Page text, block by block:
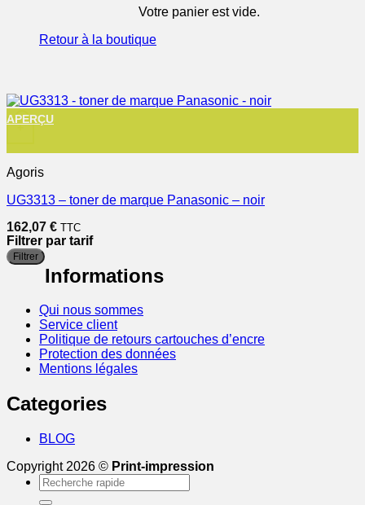
Votre panier est vide.
Retour à la boutique
+
APERÇU
Agoris
UG3313 – toner de marque Panasonic – noir
162,07 € TTC
Filtrer par tarif
Filtrer
Informations
Qui nous sommes
Service client
Politique de retours cartouches d’encre
Protection des données
Mentions légales
Categories
BLOG
Copyright 2026 © Print-impression
Recherche
pour :